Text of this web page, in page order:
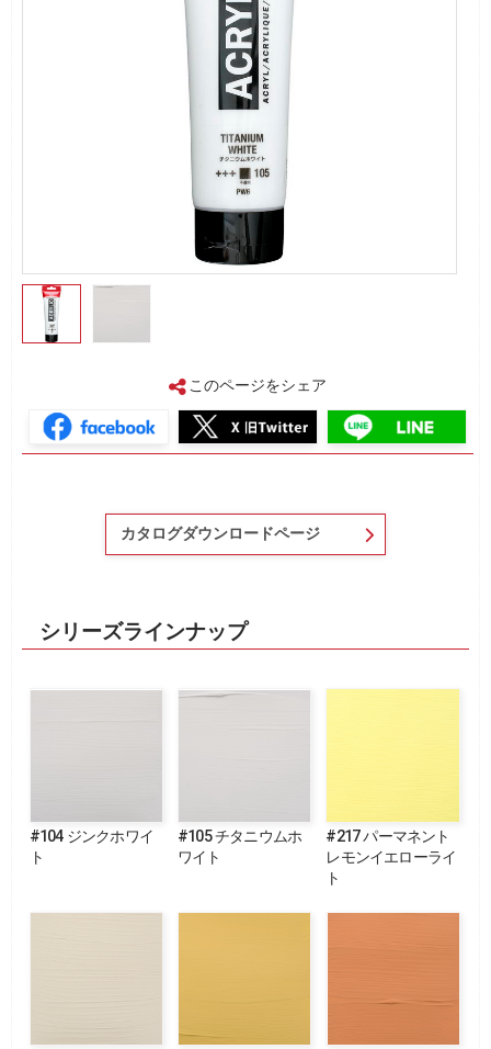
このページをシェア
カタログダウンロードページ
シリーズラインナップ
#104 ジンクホワイ
ト
#105 チタニウムホ
ワイト
#217 パーマネント
レモンイエローライ
ト